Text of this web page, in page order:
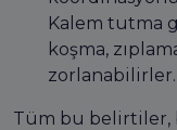
Kalem tutma
koşma,
zorlanabilirler.
Tüm bu belirtiler,